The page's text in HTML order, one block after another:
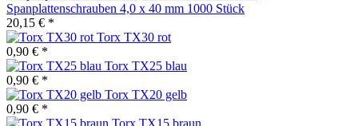
Spanplattenschrauben 4,0 x 40 mm 1000 Stück
20,15 € *
Torx TX30 rot
0,90 € *
Torx TX25 blau
0,90 € *
Torx TX20 gelb
0,90 € *
Torx TX15 braun